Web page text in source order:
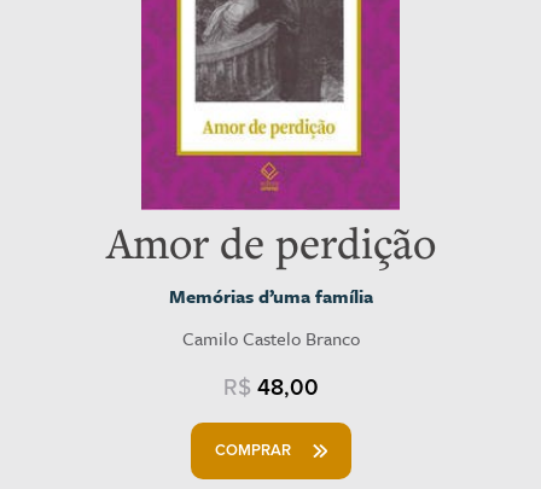
Amor de perdição
Memórias d’uma família
Camilo Castelo Branco
R$ 48,00
COMPRAR